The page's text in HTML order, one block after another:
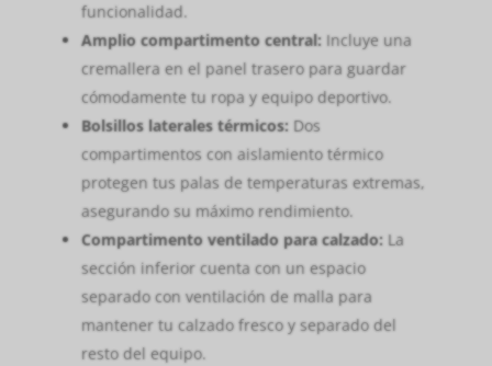
funcionalidad.
Amplio compartimento central:Incluye una
cremallera en el panel trasero para guardar
cómodamente tu ropa y equipo deportivo.
Bolsillos laterales térmicos:Dos
compartimentos con aislamiento térmico
protegen tus palas de temperaturas extremas,
asegurando su máximo rendimiento.
Compartimento ventilado para calzado:La
sección inferior cuenta con un espacio
separado con ventilación de malla para
mantener tu calzado fresco y separado del
resto del equipo.